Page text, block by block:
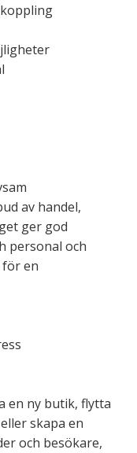
av handel,
ger god
personal och
en
en ny butik, flytta
skapa en
och besökare,